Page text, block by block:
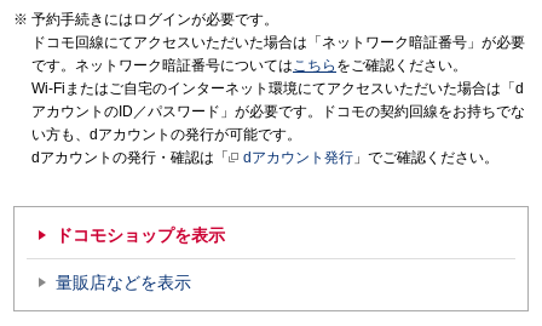
予約手続きにはログインが必要です。
ドコモ回線にてアクセスいただいた場合は「ネットワーク暗証番号」が必要
です。ネットワーク暗証番号についてはこちら をご確認ください。
Wi-Fiまたはご自宅のインターネット環境にてアクセスいただいた場合は「d
アカウントのID／パスワード」が必要です。ドコモの契約回線をお持ちでな
い方も、dアカウントの発行が可能です。
dアカウントの発行・確認は「
dアカウント発行 」でご確認ください。
ドコモショップを表示
量販店などを表示